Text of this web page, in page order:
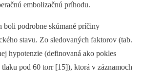
embolizačnú príhodu.
boli podrobne skúmané príčiny
stavu. Zo sledovaných faktorov (tab.
hypotenzie (definovaná ako pokles
tlaku pod 60 torr [15]), ktorá v záznamoch